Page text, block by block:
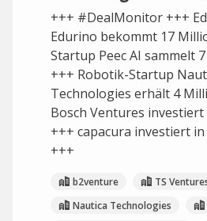
+++ #DealMonitor +++
Edurino bekommt 17
Startup Peec AI sammelt
+++ Robotik-Startup
Technologies erhält 4
Bosch Ventures
+++ capacura investiert
+++
b2venture
TS
Nautica Technologies